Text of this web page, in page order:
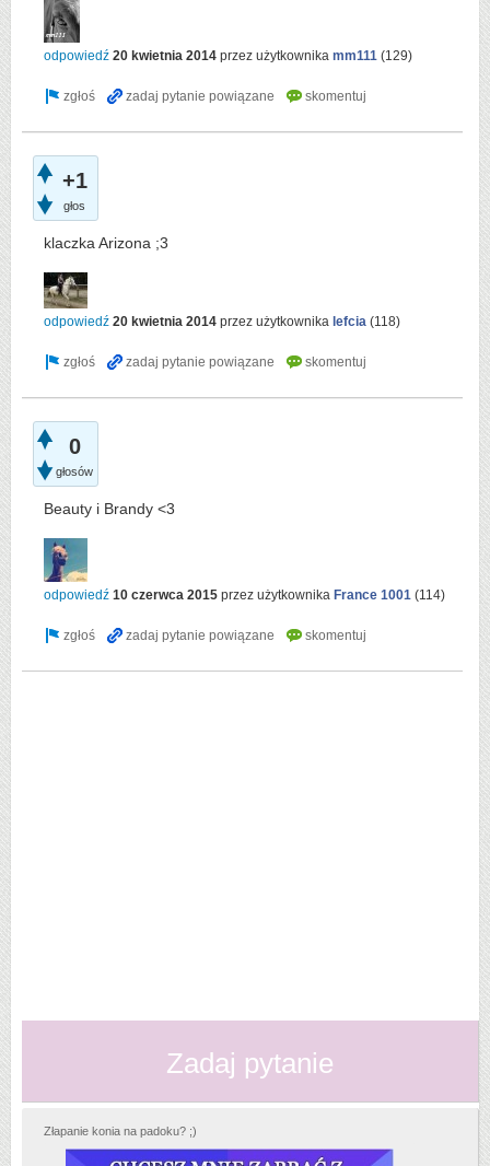
odpowiedź 20 kwietnia 2014 przez użytkownika mm111 (129)
+1
głos
klaczka Arizona ;3
odpowiedź 20 kwietnia 2014 przez użytkownika lefcia (118)
0
głosów
Beauty i Brandy <3
odpowiedź 10 czerwca 2015 przez użytkownika France 1001 (114)
Zadaj pytanie
Złapanie konia na padoku? ;)